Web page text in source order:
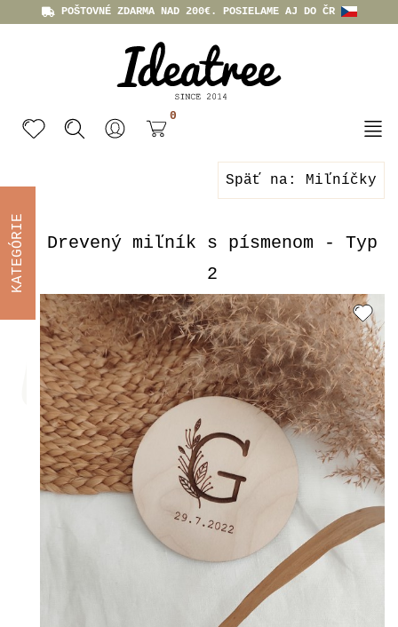
POŠTOVNÉ ZDARMA NAD 200€. POSIELAME AJ DO ČR
0
Späť na: Miľníčky
Drevený miľník s písmenom - Typ
2
KATEGÓRIE